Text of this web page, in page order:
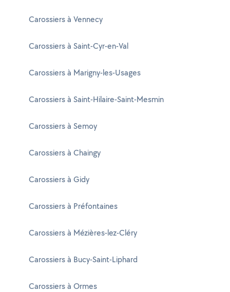
Carossiers à Vennecy
Carossiers à Saint-Cyr-en-Val
Carossiers à Marigny-les-Usages
Carossiers à Saint-Hilaire-Saint-Mesmin
Carossiers à Semoy
Carossiers à Chaingy
Carossiers à Gidy
Carossiers à Préfontaines
Carossiers à Mézières-lez-Cléry
Carossiers à Bucy-Saint-Liphard
Carossiers à Ormes